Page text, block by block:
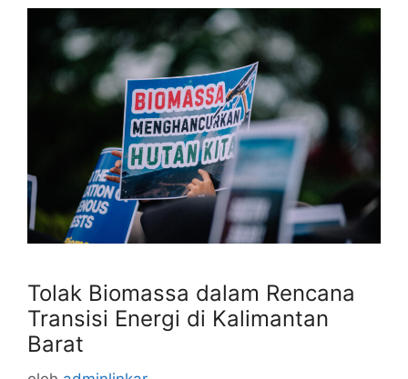
Tolak Biomassa dalam Rencana
Transisi Energi di Kalimantan
Barat